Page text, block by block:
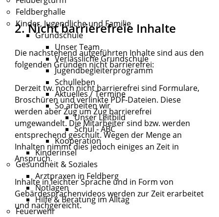
Feldberghalle
Kinder, Jugendliche und Familie
Grundschule
Unser Team
Verlässliche Grundschule
Jugendbegleiterprogramm
Schulleben
Aktuelles / Termine
So arbeiten wir
Unser Leitbild
Schul - ABC
Kooperation
Kinderinsel
Gesundheit & Soziales
Arztpraxen in Feldberg
Notlagen
Hilfe & Beratung im Alltag
Feuerwehr
2. Nicht barrierefreie Inhalte
Die nachstehend aufgeführten Inhalte sind aus den
folgenden Gründen nicht barrierefrei:
Derzeit tw. noch nicht barrierefrei sind Formulare,
Broschüren und verlinkte PDF-Dateien. Diese
werden aber Zug um Zug barrierefrei
umgewandelt. Die Mitarbeiter sind bzw. werden
entsprechend geschult. Wegen der Menge an
Inhalten nimmt dies jedoch einiges an Zeit in
Anspruch.
Inhalte in leichter Sprache und in Form von
Gebärdesprachenvideos werden zur Zeit erarbeitet
und nachgereicht.